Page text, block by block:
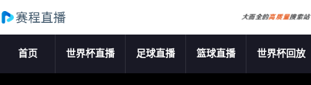
首页 世界杯直播 足球直播 篮球直播 世界杯回放